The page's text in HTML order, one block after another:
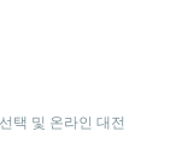
택 및 온라인 대전